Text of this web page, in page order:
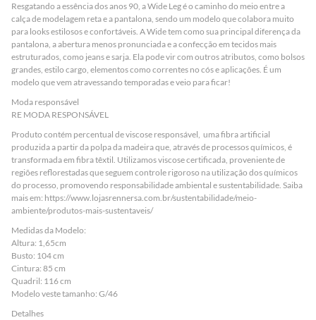
Resgatando a essência dos anos 90, a Wide Leg é o caminho do meio entre a
calça de modelagem reta e a pantalona, sendo um modelo que colabora muito
para looks estilosos e confortáveis. A Wide tem como sua principal diferença da
pantalona, a abertura menos pronunciada e a confecção em tecidos mais
estruturados, como jeans e sarja. Ela pode vir com outros atributos, como bolsos
grandes, estilo cargo, elementos como correntes no cós e aplicações. É um
modelo que vem atravessando temporadas e veio para ficar!
Moda responsável
RE MODA RESPONSÁVEL
Produto contém percentual de viscose responsável, uma fibra artificial
produzida a partir da polpa da madeira que, através de processos químicos, é
transformada em fibra têxtil. Utilizamos viscose certificada, proveniente de
regiões reflorestadas que seguem controle rigoroso na utilização dos químicos
do processo, promovendo responsabilidade ambiental e sustentabilidade. Saiba
mais em: https://www.lojasrennersa.com.br/sustentabilidade/meio-
ambiente/produtos-mais-sustentaveis/
Medidas da Modelo:
Altura: 1,65cm
Busto: 104 cm
Cintura: 85 cm
Quadril: 116 cm
Modelo veste tamanho: G/46
Detalhes